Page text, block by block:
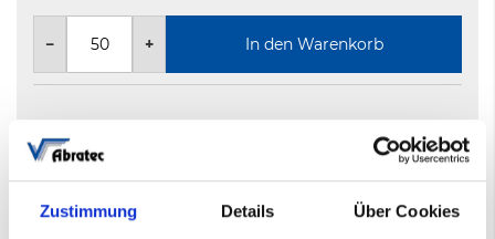
Zustimmung Details Über Cookies
− + In den Warenkorb